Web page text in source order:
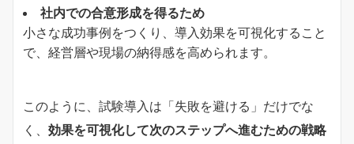
社内での合意形成を得るため
小さな成功事例をつくり、導入効果を可視化すること
で、経営層や現場の納得感を高められます。
このように、試験導入は「失敗を避ける」だけでな
く、 効果を可視化して次のステップへ進むための戦略